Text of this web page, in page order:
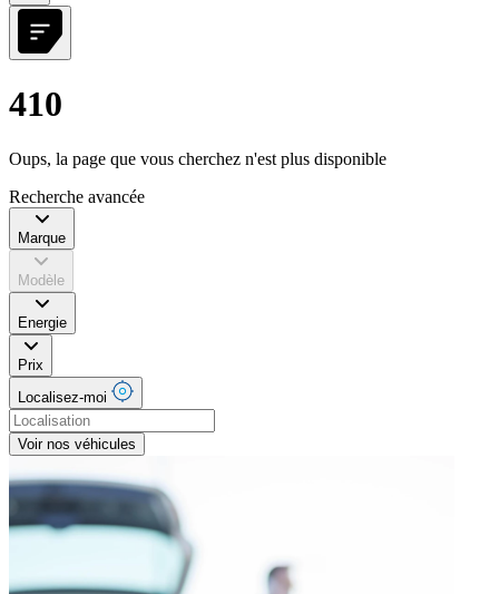
410
Oups, la page que vous cherchez n'est plus disponible
Recherche avancée
Marque
Modèle
Energie
Prix
Localisez-moi
Voir nos véhicules